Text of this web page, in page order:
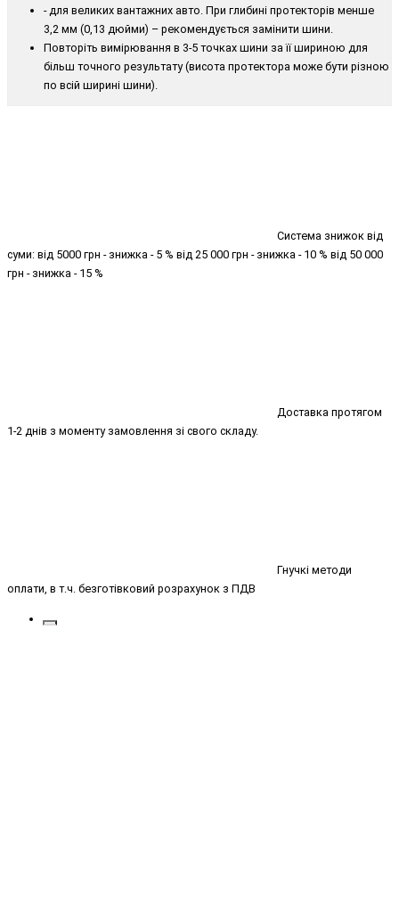
- для великих вантажних авто. При глибині протекторів менше
3,2 мм (0,13 дюйми) – рекомендується замінити шини.
Повторіть вимірювання в 3-5 точках шини за її шириною для
більш точного результату (висота протектора може бути різною
по всій ширині шини).
Система знижок від
суми: від 5000 грн - знижка - 5 % від 25 000 грн - знижка - 10 % від 50 000
грн - знижка - 15 %
Доставка протягом
1-2 днів з моменту замовлення зі свого складу.
Гнучкі методи
оплати, в т.ч. безготівковий розрахунок з ПДВ